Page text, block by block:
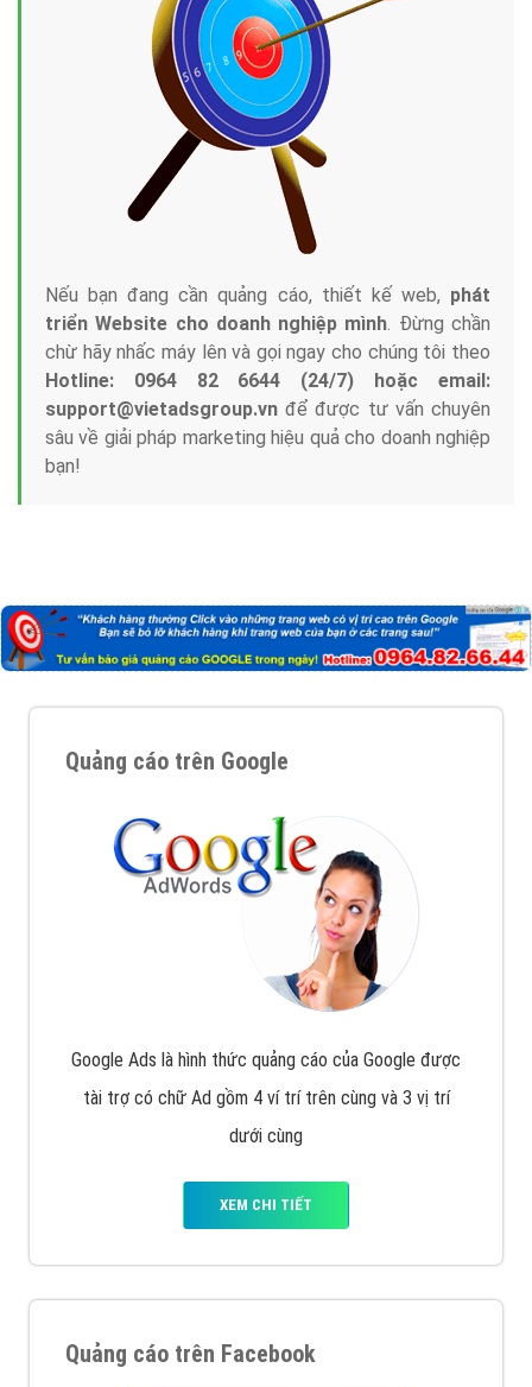
Nếu bạn đang cần quảng cáo, thiết kế web, phát
triển Website cho doanh nghiệp mình. Đừng chần
chừ hãy nhấc máy lên và gọi ngay cho chúng tôi theo
Hotline: 0964 82 6644 (24/7) hoặc email:
support@vietadsgroup.vn để được tư vấn chuyên
sâu về giải pháp marketing hiệu quả cho doanh nghiệp
bạn!
Quảng cáo trên Google
Google Ads là hình thức quảng cáo của Google được
tài trợ có chữ Ad gồm 4 ví trí trên cùng và 3 vị trí
dưới cùng
XEM CHI TIẾT
Quảng cáo trên Facebook